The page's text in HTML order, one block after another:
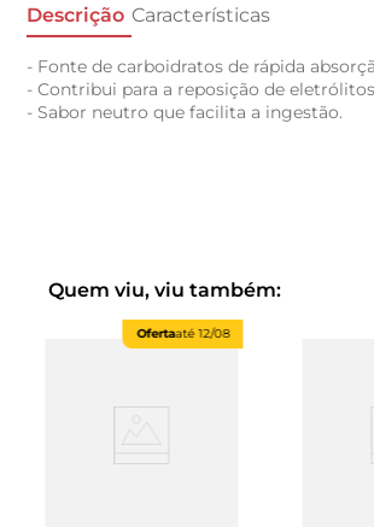
Descrição Características
- Fonte de carboidratos de rápida
- Contribui para a reposição de
- Sabor neutro que facilita a ingestão.
Quem viu, viu também:
Ofertaaté12/08